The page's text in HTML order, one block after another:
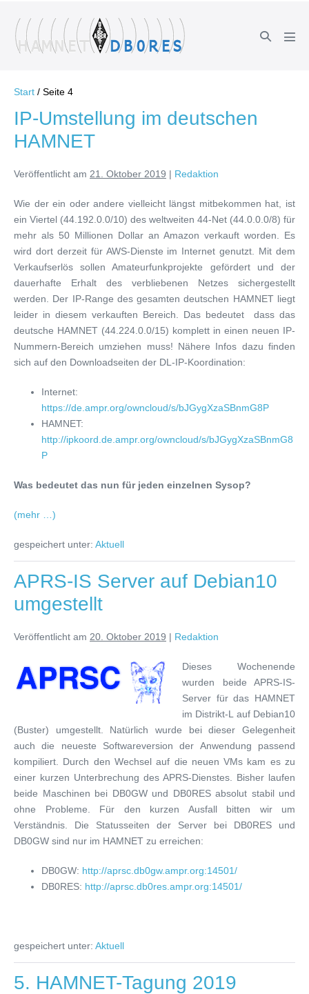
Inhalt
springen
Suche-
Start / Seite 4
IP-Umstellung im deutschen
HAMNET
Veröffentlicht am 21. Oktober 2019 | Redaktion
Wie der ein oder andere vielleicht längst mitbekommen hat, ist
ein Viertel (44.192.0.0/10) des weltweiten 44-Net (44.0.0.0/8) für
mehr als 50 Millionen Dollar an Amazon verkauft worden. Es
wird dort derzeit für AWS-Dienste im Internet genutzt. Mit dem
Verkaufserlös sollen Amateurfunkprojekte gefördert und der
dauerhafte Erhalt des verbliebenen Netzes sichergestellt
werden. Der IP-Range des gesamten deutschen HAMNET liegt
leider in diesem verkauften Bereich. Das bedeutet dass das
deutsche HAMNET (44.224.0.0/15) komplett in einen neuen IP-
Nummern-Bereich umziehen muss! Nähere Infos dazu finden
sich auf den Downloadseiten der DL-IP-Koordination:
Internet:
https://de.ampr.org/owncloud/s/bJGygXzaSBnmG8P
HAMNET:
http://ipkoord.de.ampr.org/owncloud/s/bJGygXzaSBnmG8
P
Was bedeutet das nun für jeden einzelnen Sysop?
(mehr …)
gespeichert unter: Aktuell
APRS-IS Server auf Debian10
umgestellt
Veröffentlicht am 20. Oktober 2019 | Redaktion
Dieses Wochenende
wurden beide APRS-IS-
Server für das HAMNET
im Distrikt-L auf Debian10
(Buster) umgestellt. Natürlich wurde bei dieser Gelegenheit
auch die neueste Softwareversion der Anwendung passend
kompiliert. Durch den Wechsel auf die neuen VMs kam es zu
einer kurzen Unterbrechung des APRS-Dienstes. Bisher laufen
beide Maschinen bei DB0GW und DB0RES absolut stabil und
ohne Probleme. Für den kurzen Ausfall bitten wir um
Verständnis. Die Statusseiten der Server bei DB0RES und
DB0GW sind nur im HAMNET zu erreichen:
DB0GW: http://aprsc.db0gw.ampr.org:14501/
DB0RES: http://aprsc.db0res.ampr.org:14501/
gespeichert unter: Aktuell
5. HAMNET-Tagung 2019